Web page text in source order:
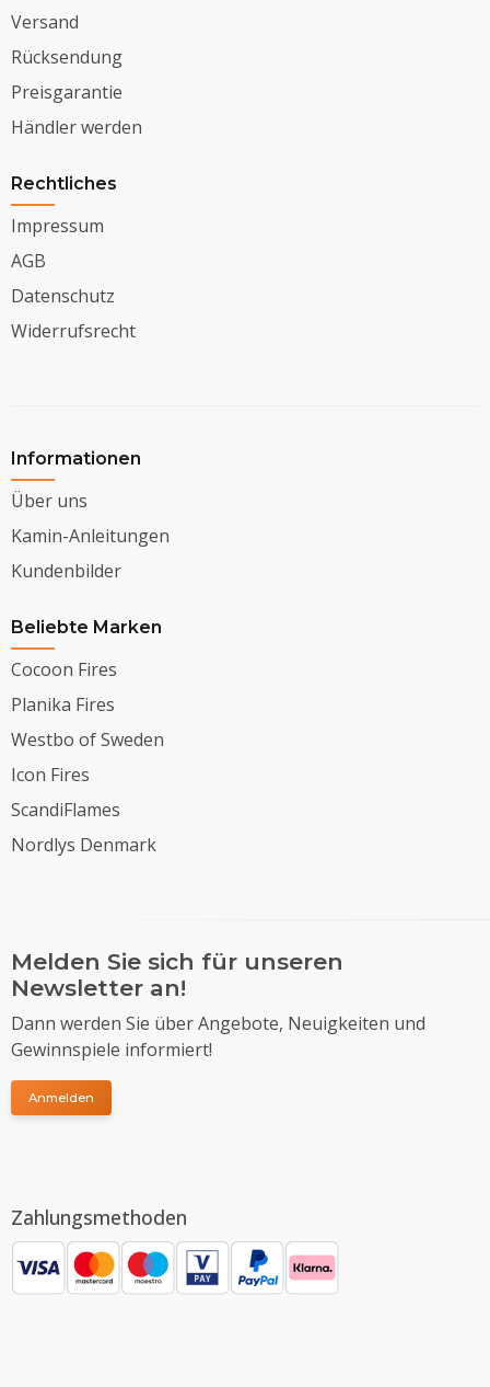
Versand
Rücksendung
Preisgarantie
Händler werden
Rechtliches
Impressum
AGB
Datenschutz
Widerrufsrecht
Informationen
Über uns
Kamin-Anleitungen
Kundenbilder
Beliebte Marken
Cocoon Fires
Planika Fires
Westbo of Sweden
Icon Fires
ScandiFlames
Nordlys Denmark
Melden Sie sich für unseren
Newsletter an!
Dann werden Sie über Angebote, Neuigkeiten und
Gewinnspiele informiert!
Anmelden
Zahlungsmethoden